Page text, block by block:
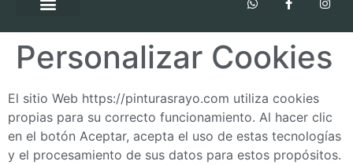
Personalizar Cookies
El sitio Web https://pinturasrayo.com utiliza cookies
propias para su correcto funcionamiento. Al hacer clic
en el botón Aceptar, acepta el uso de estas tecnologías
y el procesamiento de sus datos para estos propósitos.